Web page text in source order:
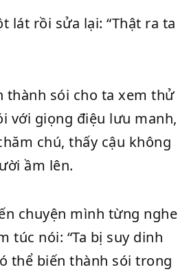
lát rồi sửa lại: “Thật ra ta
thành sói cho ta xem thử
với giọng điệu lưu manh,
chú, thấy cậu không
ầm lên.
chuyện mình từng nghe
túc nói: “Ta bị suy dinh
thể biến thành sói trong